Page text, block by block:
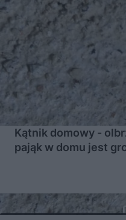
Kątnik domowy -
pająk w domu jest